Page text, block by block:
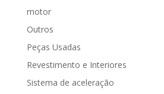
motor
Outros
Peças Usadas
Revestimento e Interiores
Sistema de aceleração